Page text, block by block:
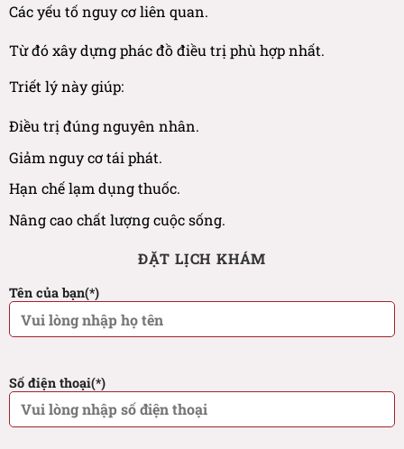
Các yếu tố nguy cơ liên quan.
Từ đó xây dựng phác đồ điều trị phù hợp nhất.
Triết lý này giúp:
Điều trị đúng nguyên nhân.
Giảm nguy cơ tái phát.
Hạn chế lạm dụng thuốc.
Nâng cao chất lượng cuộc sống.
ĐẶT LỊCH KHÁM
Tên của bạn(*)
Số điện thoại(*)